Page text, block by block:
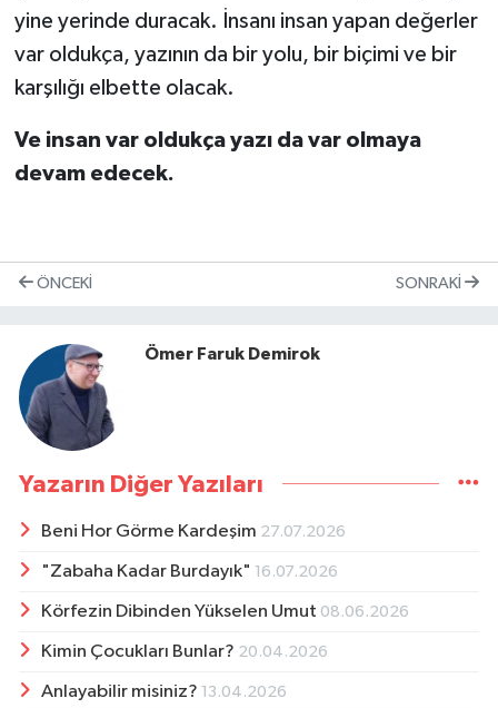
yine yerinde duracak. İnsanı insan yapan değerler
var oldukça, yazının da bir yolu, bir biçimi ve bir
karşılığı elbette olacak.
Ve insan var oldukça yazı da var olmaya
devam edecek.
ÖNCEKI SONRAKI
Ömer Faruk Demirok
Yazarın Diğer Yazıları
Beni Hor Görme Kardeşim 27.07.2026
"Zabaha Kadar Burdayık" 16.07.2026
Körfezin Dibinden Yükselen Umut 08.06.2026
Kimin Çocukları Bunlar? 20.04.2026
Anlayabilir misiniz? 13.04.2026